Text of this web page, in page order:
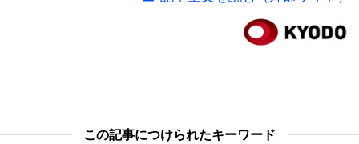
Images この記事につけられたキーワード